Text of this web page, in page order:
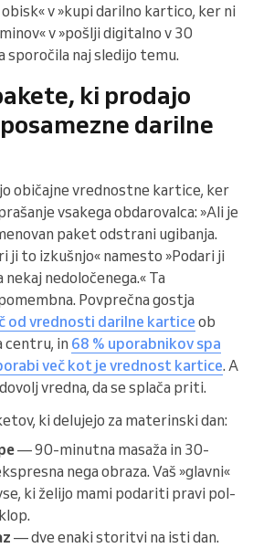
v »kupi darilno kartico, ker ni
v »pošlji digitalno v 30
sporočila naj sledijo temu.
ki prodajo
darilne
običajne vrednostne kartice, ker
vsakega obdarovalca: »Ali je
paket odstrani ugibanja.
ji to izkušnjo« namesto »Podari ji
nekaj nedoločenega.« Ta
Povprečna gostja
od vrednosti darilne kartice ob
centru, in 68 % uporabnikov spa
več kot je vrednost kartice. A
vredna, da se splača priti.
ki delujejo za materinski dan:
— 90-minutna masaža in 30-
nega obraza. Vaš »glavni«
ki želijo mami podariti pravi pol-
— dve enaki storitvi na isti dan.